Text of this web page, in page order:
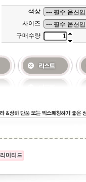
색상
사이즈
구매수량
리미티드